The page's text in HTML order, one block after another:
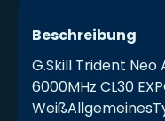
Beschreibung
G.Skill Trident Neo
6000MHz CL30